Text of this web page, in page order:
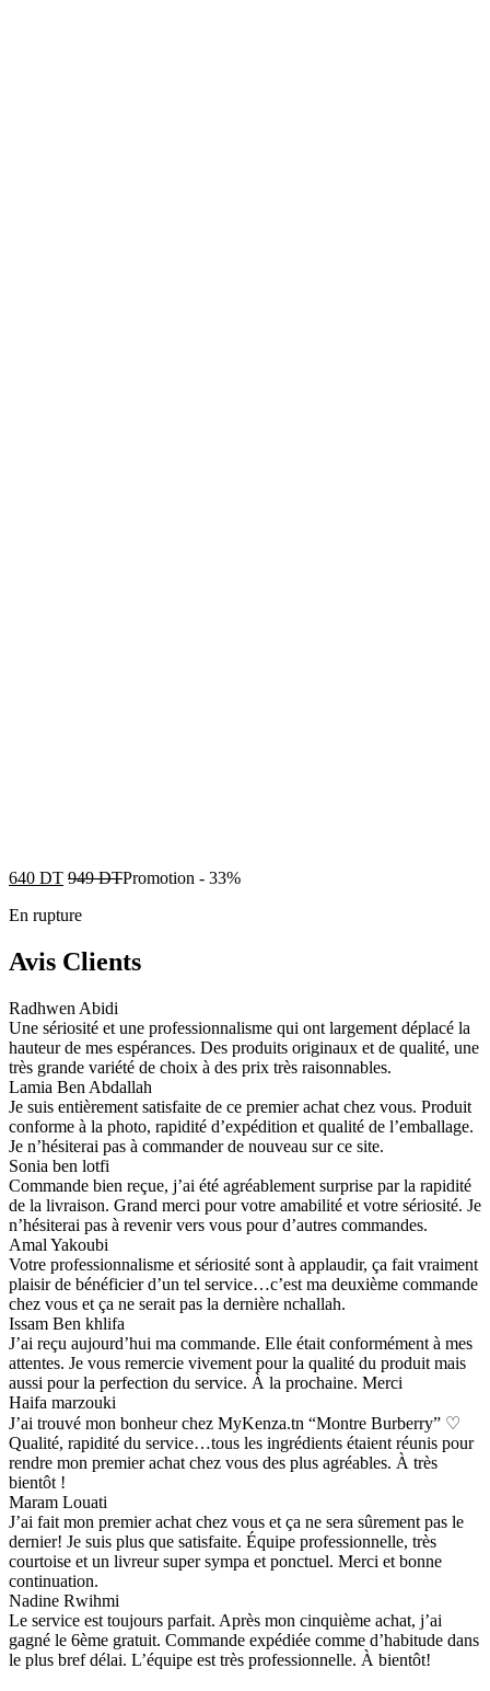
640 DT 949DTPromotion - 33%
En rupture
Avis Clients
Radhwen Abidi
Une sériosité et une professionnalisme qui ont largement déplacé la
hauteur de mes espérances. Des produits originaux et de qualité, une
très grande variété de choix à des prix très raisonnables.
Lamia Ben Abdallah
Je suis entièrement satisfaite de ce premier achat chez vous. Produit
conforme à la photo, rapidité d’expédition et qualité de l’emballage.
Je n’hésiterai pas à commander de nouveau sur ce site.
Sonia ben lotfi
Commande bien reçue, j’ai été agréablement surprise par la rapidité
de la livraison. Grand merci pour votre amabilité et votre sériosité. Je
n’hésiterai pas à revenir vers vous pour d’autres commandes.
Amal Yakoubi
Votre professionnalisme et sériosité sont à applaudir, ça fait vraiment
plaisir de bénéficier d’un tel service…c’est ma deuxième commande
chez vous et ça ne serait pas la dernière nchallah.
Issam Ben khlifa
J’ai reçu aujourd’hui ma commande. Elle était conformément à mes
attentes. Je vous remercie vivement pour la qualité du produit mais
aussi pour la perfection du service. À la prochaine. Merci
Haifa marzouki
J’ai trouvé mon bonheur chez MyKenza.tn “Montre Burberry” ♡
Qualité, rapidité du service…tous les ingrédients étaient réunis pour
rendre mon premier achat chez vous des plus agréables. À très
bientôt !
Maram Louati
J’ai fait mon premier achat chez vous et ça ne sera sûrement pas le
dernier! Je suis plus que satisfaite. Équipe professionnelle, très
courtoise et un livreur super sympa et ponctuel. Merci et bonne
continuation.
Nadine Rwihmi
Le service est toujours parfait. Après mon cinquième achat, j’ai
gagné le 6ème gratuit. Commande expédiée comme d’habitude dans
le plus bref délai. L’équipe est très professionnelle. À bientôt!